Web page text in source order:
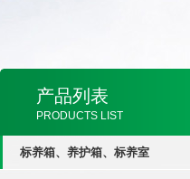
产品列表
PRODUCTS LIST
标养箱、养护箱、标养室